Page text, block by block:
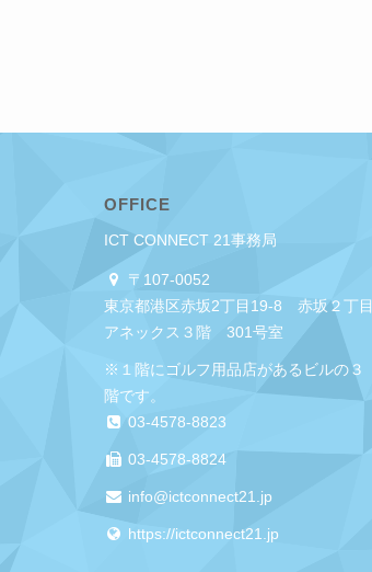
OFFICE
ICT CONNECT 21事務局
〒107-0052
東京都港区赤坂2丁目19-8 赤坂２丁目
アネックス３階 301号室
※１階にゴルフ用品店があるビルの３
階です。
03-4578-8823
03-4578-8824
info@ictconnect21.jp
https://ictconnect21.jp